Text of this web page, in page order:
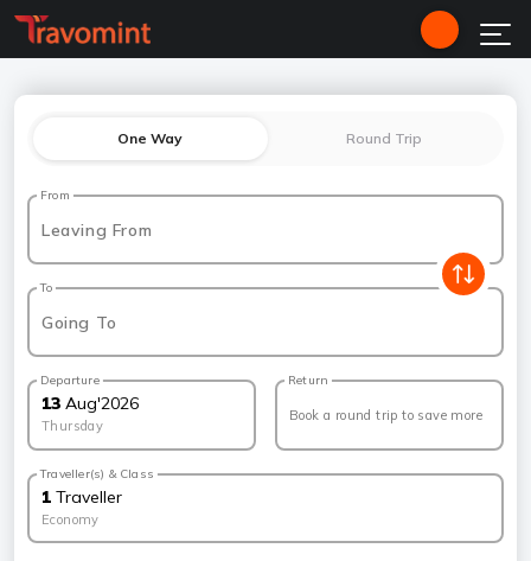
One Way Round Trip
From
Leaving From
To
Going To
Departure
13 Aug'2026
Thursday
Return
Book a round trip to save more
Traveller(s) & Class
1 Traveller
Economy